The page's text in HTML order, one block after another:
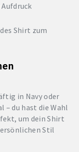
Shirt zum
in Navy oder
– du hast die Wahl
um dein Shirt
Stil